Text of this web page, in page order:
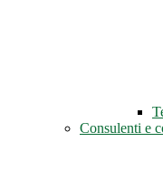
Consulenti e